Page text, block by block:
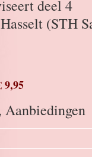
deel 4
(STH
9,95